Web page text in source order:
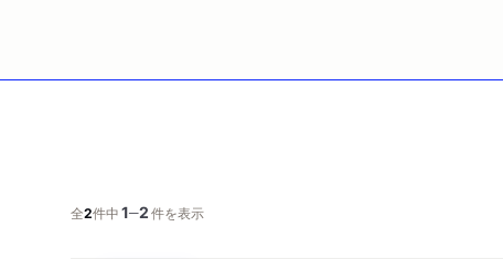
全2件中1─2件を表示